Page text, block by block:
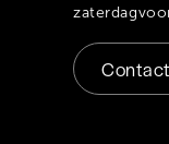
Contact